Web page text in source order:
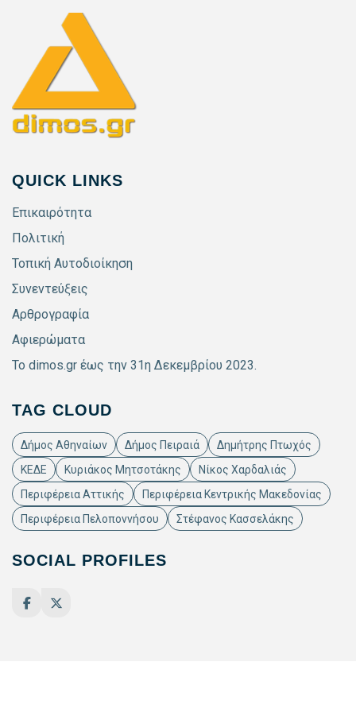
QUICK LINKS
Επικαιρότητα
Πολιτική
Τοπική Αυτοδιοίκηση
Συνεντεύξεις
Αρθρογραφία
Αφιερώματα
Το dimos.gr έως την 31η Δεκεμβρίου 2023.
TAG CLOUD
Δήμος Αθηναίων Δήμος Πειραιά
Δημήτρης Πτωχός
ΚΕΔΕ
Κυριάκος Μητσοτάκης
Νίκος Χαρδαλιάς
Περιφέρεια Αττικής
Περιφέρεια Κεντρικής Μακεδονίας
Περιφέρεια Πελοποννήσου
Στέφανος Κασσελάκης
SOCIAL PROFILES